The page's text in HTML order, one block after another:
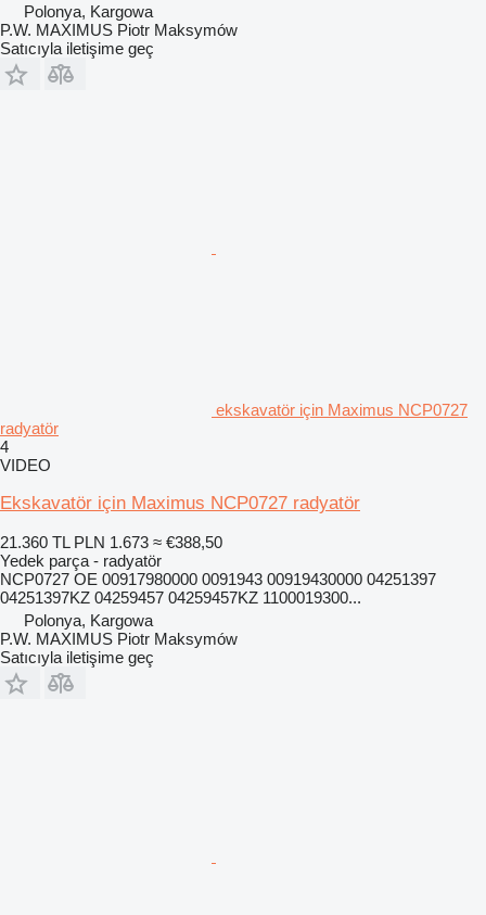
Polonya, Kargowa
P.W. MAXIMUS Piotr Maksymów
Satıcıyla iletişime geç
ekskavatör için Maximus NCP0727
radyatör
4
VIDEO
Ekskavatör için Maximus NCP0727 radyatör
21.360 TL PLN 1.673 ≈ €388,50
Yedek parça - radyatör
NCP0727 OE 00917980000 0091943 00919430000 04251397
04251397KZ 04259457 04259457KZ 1100019300...
Polonya, Kargowa
P.W. MAXIMUS Piotr Maksymów
Satıcıyla iletişime geç